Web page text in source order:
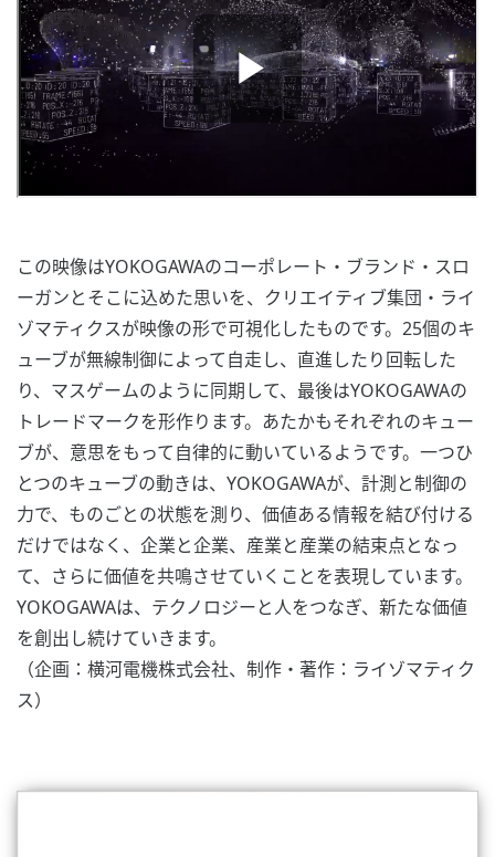
この映像はYOKOGAWAのコーポレート・ブランド・スロ
ーガンとそこに込めた思いを、クリエイティブ集団・ライ
ゾマティクスが映像の形で可視化したものです。25個のキ
ューブが無線制御によって自走し、直進したり回転した
り、マスゲームのように同期して、最後はYOKOGAWAの
トレードマークを形作ります。あたかもそれぞれのキュー
ブが、意思をもって自律的に動いているようです。一つひ
とつのキューブの動きは、YOKOGAWAが、計測と制御の
力で、ものごとの状態を測り、価値ある情報を結び付ける
だけではなく、企業と企業、産業と産業の結束点となっ
て、さらに価値を共鳴させていくことを表現しています。
YOKOGAWAは、テクノロジーと人をつなぎ、新たな価値
を創出し続けていきます。
（企画：横河電機株式会社、制作・著作：ライゾマティク
ス）